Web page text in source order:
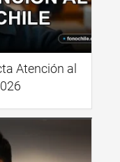
Atención al